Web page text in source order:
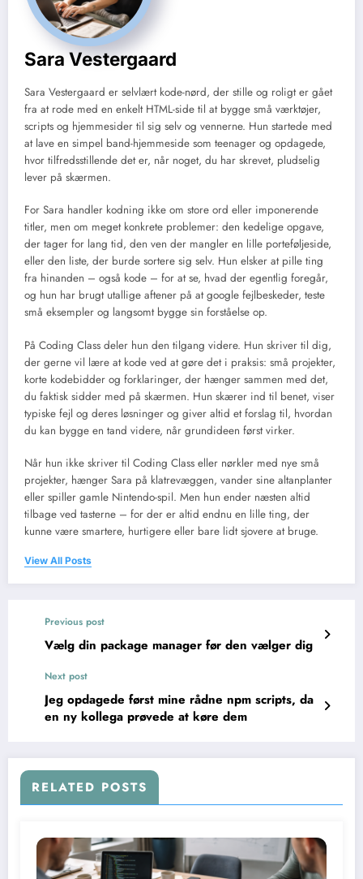
Sara Vestergaard
Sara Vestergaard er selvlært kode-nørd, der stille og roligt er gået
fra at rode med en enkelt HTML-side til at bygge små værktøjer,
scripts og hjemmesider til sig selv og vennerne. Hun startede med
at lave en simpel band-hjemmeside som teenager og opdagede,
hvor tilfredsstillende det er, når noget, du har skrevet, pludselig
lever på skærmen.
For Sara handler kodning ikke om store ord eller imponerende
titler, men om meget konkrete problemer: den kedelige opgave,
der tager for lang tid, den ven der mangler en lille porteføljeside,
eller den liste, der burde sortere sig selv. Hun elsker at pille ting
fra hinanden – også kode – for at se, hvad der egentlig foregår,
og hun har brugt utallige aftener på at google fejlbeskeder, teste
små eksempler og langsomt bygge sin forståelse op.
På Coding Class deler hun den tilgang videre. Hun skriver til dig,
der gerne vil lære at kode ved at gøre det i praksis: små projekter,
korte kodebidder og forklaringer, der hænger sammen med det,
du faktisk sidder med på skærmen. Hun skærer ind til benet, viser
typiske fejl og deres løsninger og giver altid et forslag til, hvordan
du kan bygge en tand videre, når grundideen først virker.
Når hun ikke skriver til Coding Class eller nørkler med nye små
projekter, hænger Sara på klatrevæggen, vander sine altanplanter
eller spiller gamle Nintendo-spil. Men hun ender næsten altid
tilbage ved tasterne – for der er altid endnu en lille ting, der
kunne være smartere, hurtigere eller bare lidt sjovere at bruge.
View All Posts
Previous post
Vælg din package manager før den vælger dig
Next post
Jeg opdagede først mine rådne npm scripts, da
en ny kollega prøvede at køre dem
RELATED POSTS